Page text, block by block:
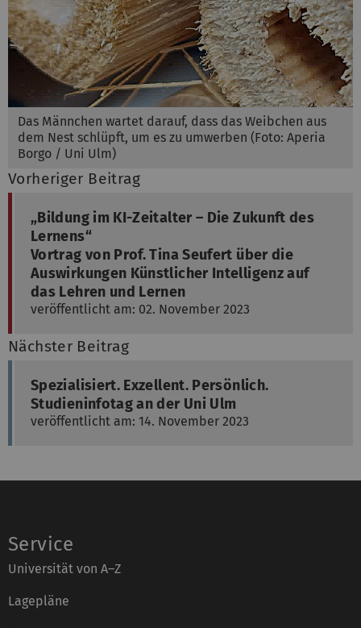
Das Männchen wartet darauf, dass das Weibchen aus
dem Nest schlüpft, um es zu umwerben (Foto: Aperia
Borgo / Uni Ulm)
Vorheriger Beitrag
„Bildung im KI-Zeitalter – Die Zukunft des
Lernens“
Vortrag von Prof. Tina Seufert über die
Auswirkungen Künstlicher Intelligenz auf
das Lehren und Lernen
veröffentlicht am: 02. November 2023
Nächster Beitrag
Spezialisiert. Exzellent. Persönlich.
Studieninfotag an der Uni Ulm
veröffentlicht am: 14. November 2023
Service
Universität von A–Z
Lagepläne